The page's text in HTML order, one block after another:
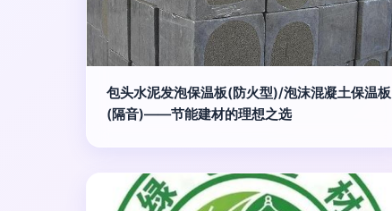
包头水泥发泡保温板(防火型)/泡沫混凝土保温板
(隔音)——节能建材的理想之选